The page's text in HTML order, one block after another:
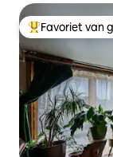
Topfavoriet
Favoriet van